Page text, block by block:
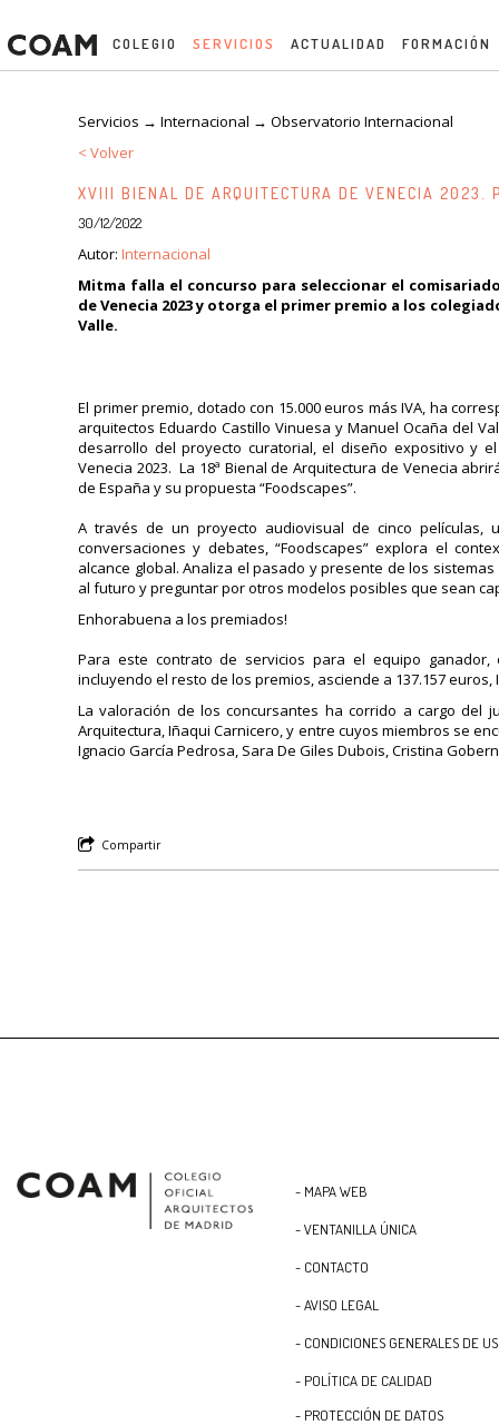
COLEGIO SERVICIOS ACTUALIDAD FORMACIÓN
Servicios → Internacional → Observatorio Internacional
< Volver
XVIII BIENAL DE ARQUITECTURA DE VENECIA 2023.
30/12/2022
Autor: Internacional
Mitma falla el concurso para seleccionar el
de Venecia 2023 y otorga el primer premio a los
Valle.
El primer premio, dotado con 15.000 euros más IVA, ha
arquitectos Eduardo Castillo Vinuesa y Manuel Ocaña del
desarrollo del proyecto curatorial, el diseño expositivo y
Venecia 2023. La 18ª Bienal de Arquitectura de Venecia
de España y su propuesta “Foodscapes”.
A través de un proyecto audiovisual de cinco
conversaciones y debates, “Foodscapes” explora el
alcance global. Analiza el pasado y presente de los
al futuro y preguntar por otros modelos posibles que sean
Enhorabuena a los premiados!
Para este contrato de servicios para el equipo ganador,
incluyendo el resto de los premios, asciende a 137.157 euros,
La valoración de los concursantes ha corrido a cargo del
Arquitectura, Iñaqui Carnicero, y entre cuyos miembros se
Ignacio García Pedrosa, Sara De Giles Dubois, Cristina
Compartir
- MAPA WEB
- VENTANILLA ÚNICA
- CONTACTO
- AVISO LEGAL
- CONDICIONES GENERALES DE
- POLÍTICA DE CALIDAD
- PROTECCIÓN DE DATOS